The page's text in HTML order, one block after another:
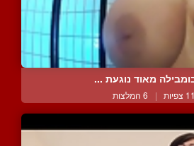
מאוד נוגעת ...
| 6 המלצות